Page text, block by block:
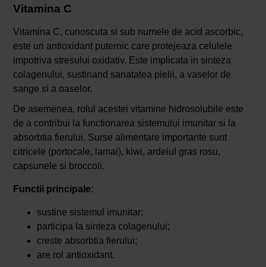
Vitamina C
Vitamina C, cunoscuta si sub numele de acid ascorbic,
este un antioxidant puternic care protejeaza celulele
impotriva stresului oxidativ. Este implicata in sinteza
colagenului, sustinand sanatatea pielii, a vaselor de
sange si a oaselor.
De asemenea, rolul acestei vitamine hidrosolubile este
de a contribui la functionarea sistemului imunitar si la
absorbtia fierului. Surse alimentare importante sunt
citricele (portocale, lamai), kiwi, ardeiul gras rosu,
capsunele si broccoli.
Functii principale:
sustine sistemul imunitar;
participa la sinteza colagenului;
creste absorbtia fierului;
are rol antioxidant.